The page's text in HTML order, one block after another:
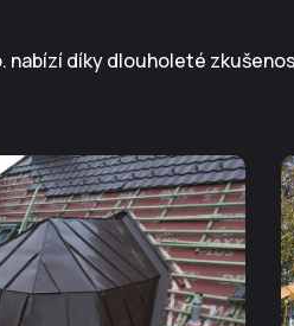
nabízí díky dlouholeté